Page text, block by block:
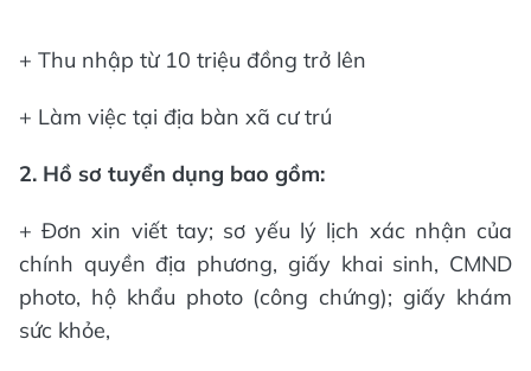
+ Thu nhập từ 10 triệu đồng trở lên
+ Làm việc tại địa bàn xã cư trú
2. Hồ sơ tuyển dụng bao gồm:
+ Đơn xin viết tay; sơ yếu lý lịch xác nhận của
chính quyền địa phương, giấy khai sinh, CMND
photo, hộ khẩu photo (công chứng); giấy khám
sức khỏe,